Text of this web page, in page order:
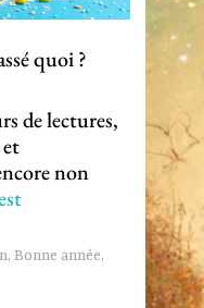
quoi ?
de lectures,
non
,Bonne année,